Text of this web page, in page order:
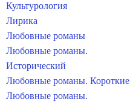
Культурология
Лирика
Любовные романы
Любовные романы.
Исторический
Любовные романы. Короткие
Любовные романы.